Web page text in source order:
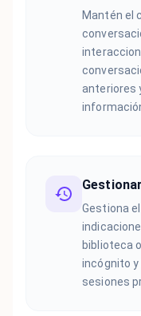
Mantén el
anteriores
Gestiona
biblioteca
incógnito
sesiones